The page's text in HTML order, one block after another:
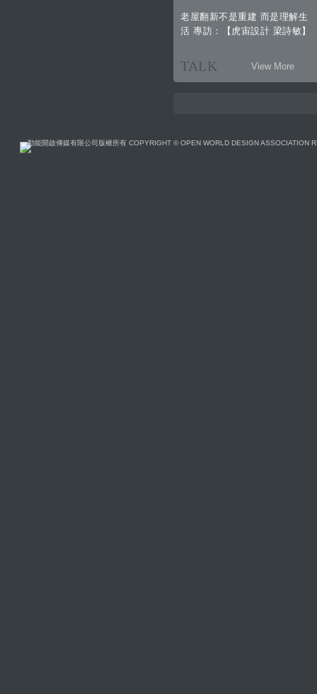
老屋翻新不是重建 而是理解生
活 專訪：【虎宙設計 梁詩敏】
TALK View More
動能開啟傳媒有限公司版權所有 COPYRIGHT © OPEN WORLD DESIGN ASSOCIATION